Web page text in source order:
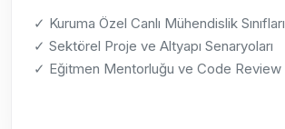
✓ Kuruma Özel Canlı Mühendislik Sınıfları
✓ Sektörel Proje ve Altyapı Senaryoları
✓ Eğitmen Mentorluğu ve Code Review